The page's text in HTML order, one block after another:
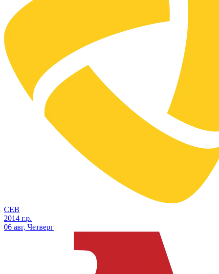
СЕВ
2014 г.р.
06 авг, Четверг